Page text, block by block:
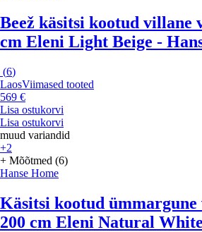
Beež käsitsi kootud villane
cm Eleni Light Beige -
(6)
LaosViimased tooted
569 €
Lisa ostukorvi
Lisa ostukorvi
muud variandid
+2
+ Mõõtmed (6)
Hanse Home
Käsitsi kootud
200 cm Eleni Natural